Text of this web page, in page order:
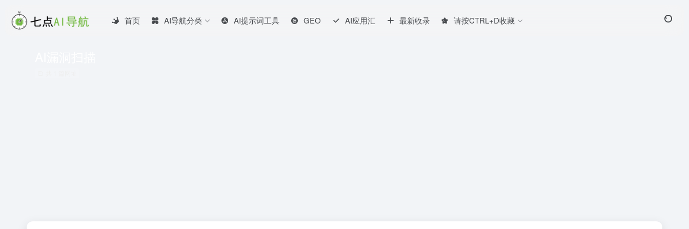
首页 AI导航分类 AI提示词工具 GEO AI应用汇 最新收录 请按CTRL+D收藏